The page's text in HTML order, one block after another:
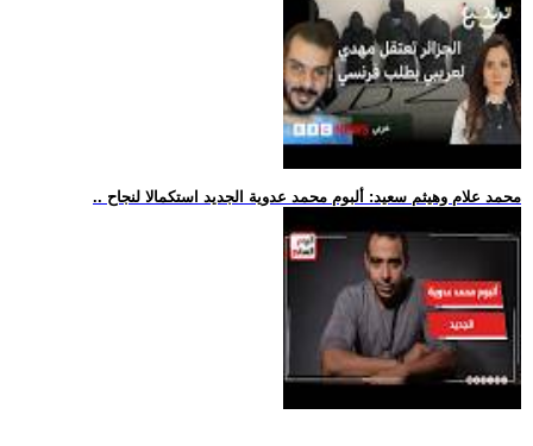
.. محمد علام وهيثم سعيد: ألبوم محمد عدوية الجديد استكمالا لنجاح